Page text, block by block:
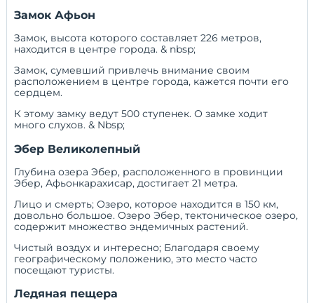
Замок Афьон
Замок, высота которого составляет 226 метров,
находится в центре города. & nbsp;
Замок, сумевший привлечь внимание своим
расположением в центре города, кажется почти его
сердцем.
К этому замку ведут 500 ступенек. О замке ходит
много слухов. & Nbsp;
Эбер Великолепный
Глубина озера Эбер, расположенного в провинции
Эбер, Афьонкарахисар, достигает 21 метра.
Лицо и смерть; Озеро, которое находится в 150 км,
довольно большое. Озеро Эбер, тектоническое озеро,
содержит множество эндемичных растений.
Чистый воздух и интересно; Благодаря своему
географическому положению, это место часто
посещают туристы.
Ледяная пещера